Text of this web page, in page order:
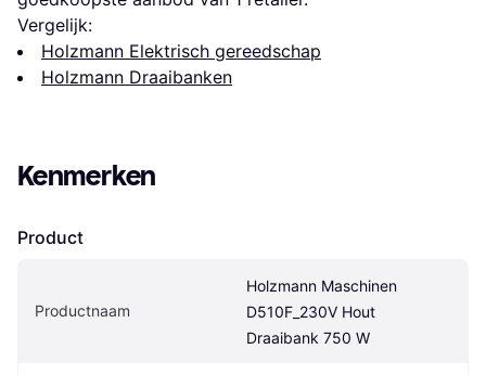
Vergelijk:
Holzmann Elektrisch gereedschap
Holzmann Draaibanken
Kenmerken
Product
Productnaam
Holzmann Maschinen
D510F_230V Hout
Draaibank 750 W